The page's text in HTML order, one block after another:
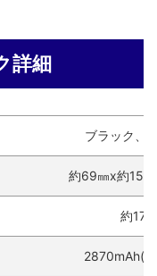
詳細
ブラック、
約69㎜x約158
約
2870mAh(